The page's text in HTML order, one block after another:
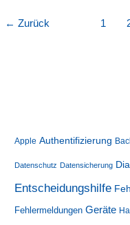
Gerätekompatibilität
← Zurück 1
Apple Authentifizierung
Datenschutz Datensicherung
Entscheidungshilfe
Fehlermeldungen Geräte